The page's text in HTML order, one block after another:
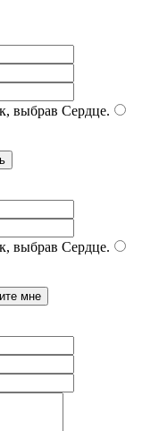
выбрав Сердце.
выбрав Сердце.